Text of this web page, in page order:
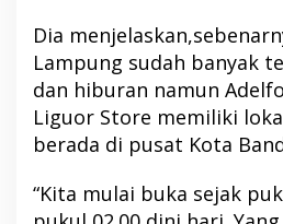
Dia
Lampung sudah banyak
dan hiburan namun
Liguor Store memiliki
berada di pusat Kota
“Kita mulai buka sejak